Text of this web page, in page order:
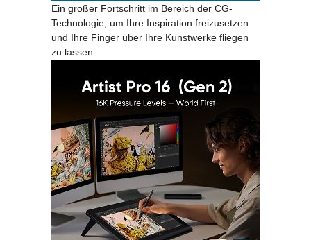
Ein großer Fortschritt im Bereich der CG-
Technologie, um Ihre Inspiration freizusetzen
und Ihre Finger über Ihre Kunstwerke fliegen
zu lassen.